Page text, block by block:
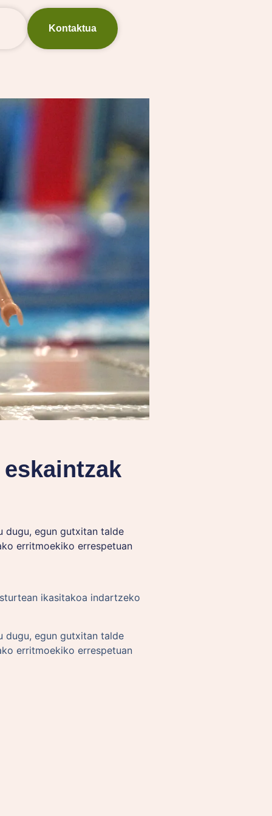
Kontaktua
dugu, egun gutxitan talde
erritmoekiko errespetuan
ikasitakoa indartzeko
dugu, egun gutxitan talde
erritmoekiko errespetuan